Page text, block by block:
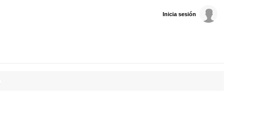
Inicia sesión